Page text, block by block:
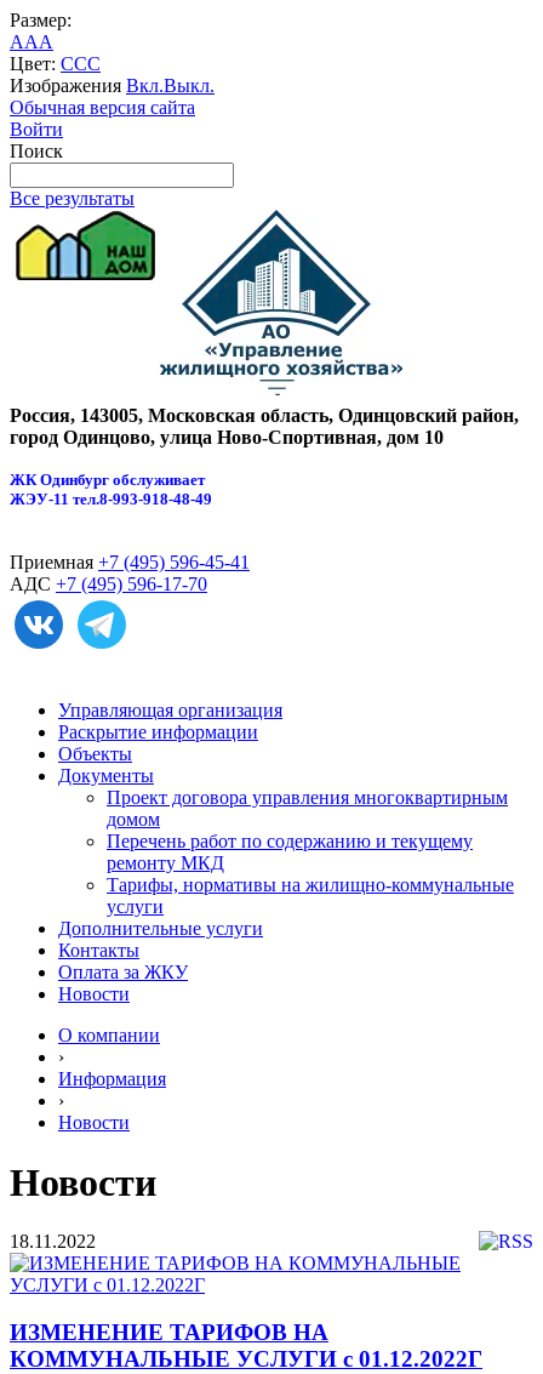
Размер:
AAA
Цвет: CCC
Изображения Вкл.Выкл.
Обычная версия сайта
Войти
Поиск
Все результаты
Россия, 143005, Московская область, Одинцовский район,
город Одинцово, улица Ново-Спортивная, дом 10
ЖК Одинбург обслуживает
ЖЭУ-11 тел.8-993-918-48-49
Приемная +7 (495) 596-45-41
АДС +7 (495) 596-17-70
Управляющая организация
Раскрытие информации
Объекты
Документы
Проект договора управления многоквартирным
домом
Перечень работ по содержанию и текущему
ремонту МКД
Тарифы, нормативы на жилищно-коммунальные
услуги
Дополнительные услуги
Контакты
Оплата за ЖКУ
Новости
О компании
›
Информация
›
Новости
Новости
18.11.2022
ИЗМЕНЕНИЕ ТАРИФОВ НА
КОММУНАЛЬНЫЕ УСЛУГИ с 01.12.2022Г